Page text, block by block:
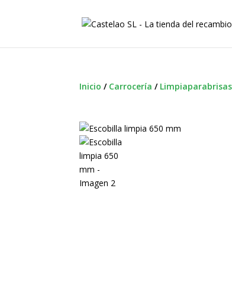
Inicio / Carrocería /